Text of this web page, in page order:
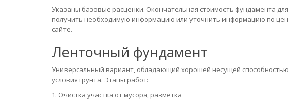
Указаны базовые расценки. Окончательная стоимость фундамента
получить необходимую информацию или уточнить информацию по
сайте.
Ленточный фундамент
Универсальный вариант, обладающий хорошей несущей
условия грунта. Этапы работ:
1. Очистка участка от мусора, разметка